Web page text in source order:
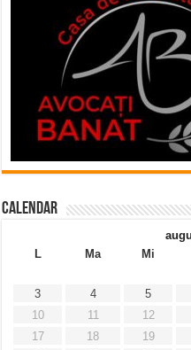
Calendar
L
Ma Mi
3
4 5
10
11 12
17
18 19